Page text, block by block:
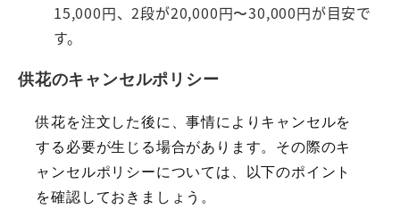
15,000円、2段が20,000円〜30,000円が目安で
す。
供花のキャンセルポリシー
供花を注文した後に、事情によりキャンセルを
する必要が生じる場合があります。その際のキ
ャンセルポリシーについては、以下のポイント
を確認しておきましょう。